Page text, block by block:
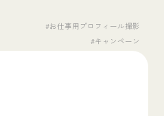
#お仕事用プロフィール撮影
#キャンペーン